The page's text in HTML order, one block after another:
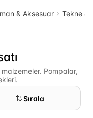
& Aksesuar Tekne &
Pompalar,
Sırala